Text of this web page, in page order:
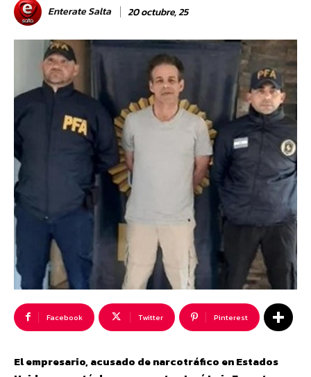
Enterate Salta 20 octubre, 25
Facebook Twitter Pinterest
El empresario, acusado de narcotráfico en Estados